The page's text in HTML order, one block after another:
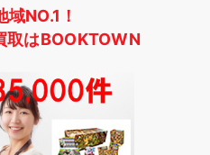
域NO.1！
取はBOOKTOWN